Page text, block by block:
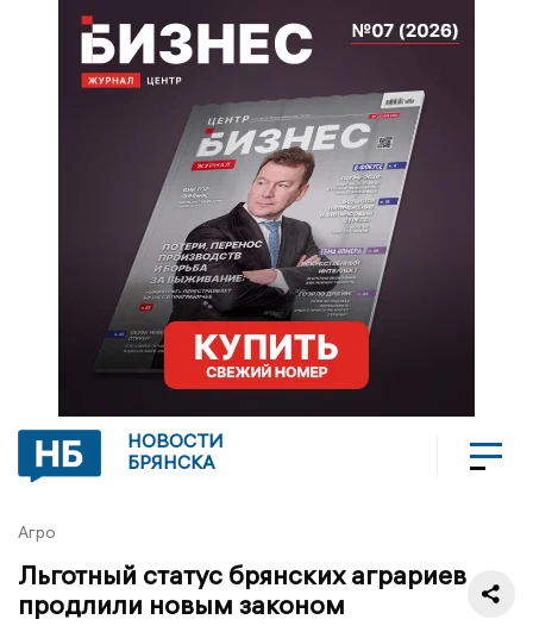
НОВОСТИ
БРЯНСКА
Агро
Льготный статус брянских аграриев
продлили новым законом